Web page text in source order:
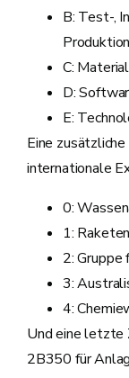
B: Test-,
C: Material
D:
E:
Eine
internationale
0:
1:
2: Gruppe
3:
4:
Und eine letzte
2B350 für